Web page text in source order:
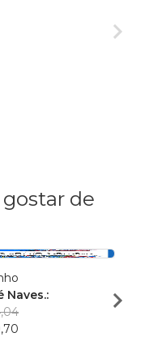
de
Naves.:
R$